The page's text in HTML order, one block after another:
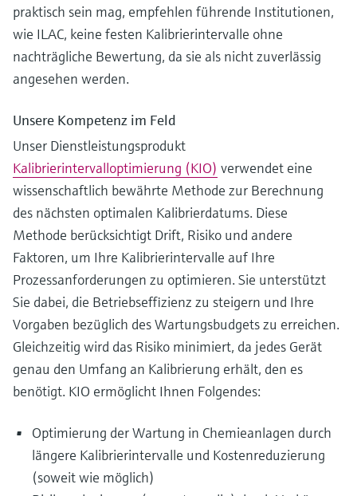
praktisch sein mag, empfehlen führende Institutionen,
wie ILAC, keine festen Kalibrierintervalle ohne
nachträgliche Bewertung, da sie als nicht zuverlässig
angesehen werden.
Unsere Kompetenz im Feld
Unser Dienstleistungsprodukt
Kalibrierintervalloptimierung (KIO) verwendet eine
wissenschaftlich bewährte Methode zur Berechnung
des nächsten optimalen Kalibrierdatums. Diese
Methode berücksichtigt Drift, Risiko und andere
Faktoren, um Ihre Kalibrierintervalle auf Ihre
Prozessanforderungen zu optimieren. Sie unterstützt
Sie dabei, die Betriebseffizienz zu steigern und Ihre
Vorgaben bezüglich des Wartungsbudgets zu erreichen.
Gleichzeitig wird das Risiko minimiert, da jedes Gerät
genau den Umfang an Kalibrierung erhält, den es
benötigt. KIO ermöglicht Ihnen Folgendes:
Optimierung der Wartung in Chemieanlagen durch
längere Kalibrierintervalle und Kostenreduzierung
(soweit wie möglich)